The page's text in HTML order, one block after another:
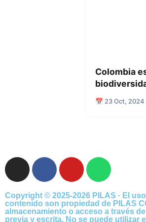
Colombia
📅 23 Oct, 2024
Copyright © 2025-2026 PILAS · El
contenido son propiedad de PILAS
almacenamiento o acceso a través
previa y escrita. No se puede utilizar